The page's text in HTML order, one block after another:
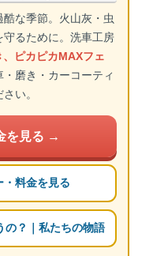
な季節。火山灰・虫
るために。洗車工房
、ピカピカMAXフェ
磨き・カーコーティ
い。
を見る →
・料金を見る
の？｜私たちの物語